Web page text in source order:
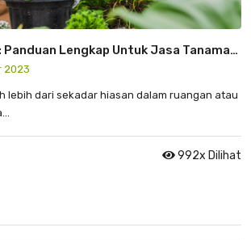
Panduan Lengkap Untuk Jasa Tanaman
2023
lebih dari sekadar hiasan dalam ruangan atau
992x Dilihat